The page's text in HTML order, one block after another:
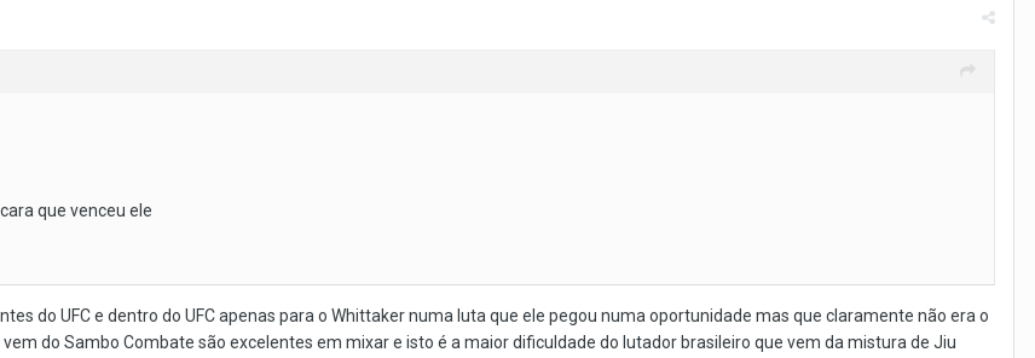
que venceu ele
do UFC e dentro do UFC apenas para o Whittaker numa luta que ele pegou numa oportunidade mas que claramente não era o
do Sambo Combate são excelentes em mixar e isto é a maior dificuldade do lutador brasileiro que vem da mistura de Jiu